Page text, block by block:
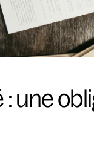
une